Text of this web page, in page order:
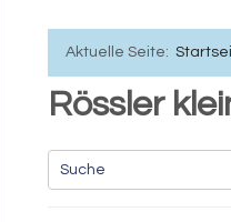
Aktuelle Seite:
Rössler